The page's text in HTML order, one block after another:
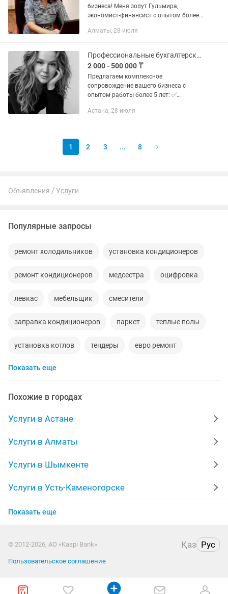
бизнеса! Меня зовут Гульмира,
экономист-финансист с опытом более
национальной компанией Казахстана.
профессионального...
Алматы, 28 июля
Профессиональные бухгалтерские услуги для ИП и ТОО
2 000 - 500 000 ₸
Предлагаем комплексное
сопровождение вашего бизнеса с
опытом работы более 5 лет: ✅
NCLAYER ✅ Помощь с работой на
Астана, 28 июля
1 2 3 ... 8
Объявления Услуги
Популярные запросы
ремонт холодильников установка кондиционеров
ремонт кондиционеров медсестра оцифровка
левкас мебельщик смесители
заправка кондиционеров паркет теплые полы
установка котлов тендеры евро ремонт
скамейки
няня час няня на час
сотовые телефоны
установка windows 7
ремонт монтаж евроремонт квартир
Показать еще
Похожие в городах
Услуги в Астане
Услуги в Алматы
Услуги в Шымкенте
Услуги в Усть-Каменогорске
Услуги в Актобе
Услуги в Таразе
Показать еще
© 2012-2026, АО «Kaspi Bank» Қаз Рус
Пользовательское соглашение